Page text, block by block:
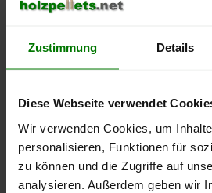
Zustimmung Details
Diese Webseite verwendet
Wir verwenden Cookies, um
personalisieren, Funktionen für
zu können und die Zugriffe auf
analysieren. Außerdem geben wir
September
Januar
250 €
400 €
450 €